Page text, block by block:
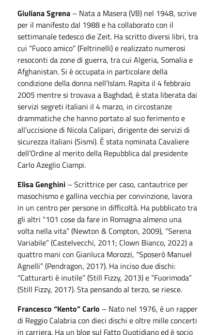
Giuliana Sgrena – Nata a Masera (VB) nel 1948, scrive
per il manifesto dal 1988 e ha collaborato con il
settimanale tedesco die Zeit. Ha scritto diversi libri, tra
cui “Fuoco amico” (Feltrinelli) e realizzato numerosi
resoconti da zone di guerra, tra cui Algeria, Somalia e
Afghanistan. Si è occupata in particolare della
condizione della donna nell’Islam. Rapita il 4 febbraio
2005 mentre si trovava a Baghdad, è stata liberata dai
servizi segreti italiani il 4 marzo, in circostanze
drammatiche che hanno portato al suo ferimento e
all’uccisione di Nicola Calipari, dirigente dei servizi di
sicurezza italiani (Sismi). È stata nominata Cavaliere
dell’Ordine al merito della Repubblica dal presidente
Carlo Azeglio Ciampi.
Elisa Genghini – Scrittrice per caso, cantautrice per
masochismo e gallina vecchia per convinzione, lavora
in un centro per persone in difficoltà. Ha pubblicato tra
gli altri “101 cose da fare in Romagna almeno una
volta nella vita” (Newton & Compton, 2009), “Serena
Variabile” (Castelvecchi, 2011; Clown Bianco, 2022) a
quattro mani con Gianluca Morozzi, “Sposerò Manuel
Agnelli” (Pendragon, 2017). Ha inciso due dischi:
“Catturarti è inutile” (Still Fizzy, 2013) e “Fuorimoda”
(Still Fizzy, 2017). Sta pensando al terzo, se riesce.
Francesco “Kento” Carlo – Nato nel 1976, è un rapper
di Reggio Calabria con dieci dischi e oltre mille concerti
in carriera. Ha un blog sul Fatto Quotidiano ed è socio